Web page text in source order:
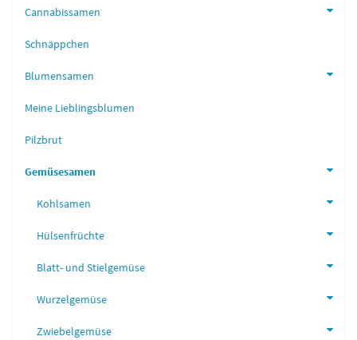
Cannabissamen
Schnäppchen
Blumensamen
Meine Lieblingsblumen
Pilzbrut
Gemüsesamen
Kohlsamen
Hülsenfrüchte
Blatt- und Stielgemüse
Wurzelgemüse
Zwiebelgemüse